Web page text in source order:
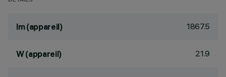
lm (appareil) 1867.5
W (appareil) 21.9